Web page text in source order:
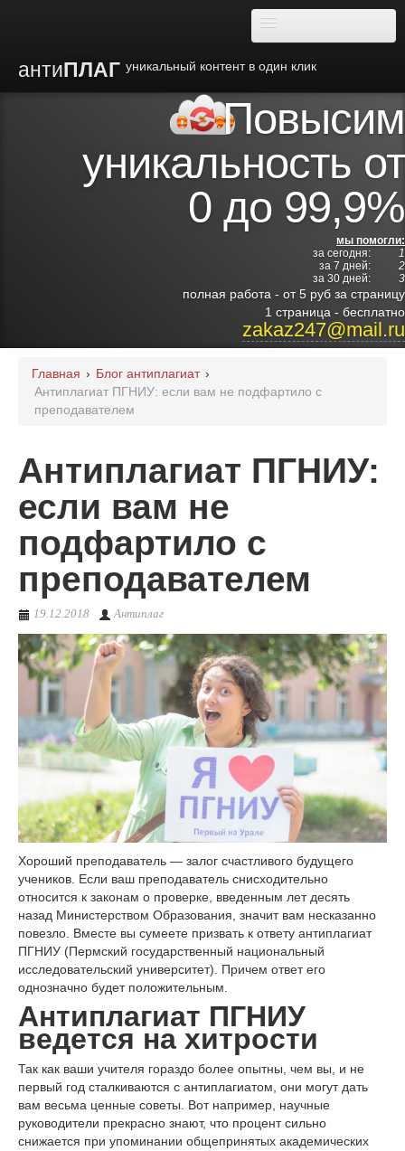
антиПЛАГ уникальный контент в один клик
Преимущества
Институты
Партнерам
Повысим
уникальность от
0 до 99,9%
мы помогли:
за сегодня:
1
за 7 дней:
2
за 30 дней:
3
полная работа - от 5 руб за страницу
1 страница - бесплатно
zakaz247@mail.ru
Главная › Блог антиплагиат ›
Антиплагиат ПГНИУ: если вам не подфартило с
преподавателем
Антиплагиат ПГНИУ:
если вам не
подфартило с
преподавателем
19.12.2018 Антиплаг
Хороший преподаватель — залог счастливого будущего
учеников. Если ваш преподаватель снисходительно
относится к законам о проверке, введенным лет десять
назад Министерством Образования, значит вам несказанно
повезло. Вместе вы сумеете призвать к ответу антиплагиат
ПГНИУ (Пермский государственный национальный
исследовательский университет). Причем ответ его
однозначно будет положительным.
Антиплагиат ПГНИУ
ведется на хитрости
Так как ваши учителя гораздо более опытны, чем вы, и не
первый год сталкиваются с антиплагиатом, они могут дать
вам весьма ценные советы. Вот например, научные
руководители прекрасно знают, что процент сильно
снижается при упоминании общепринятых академических